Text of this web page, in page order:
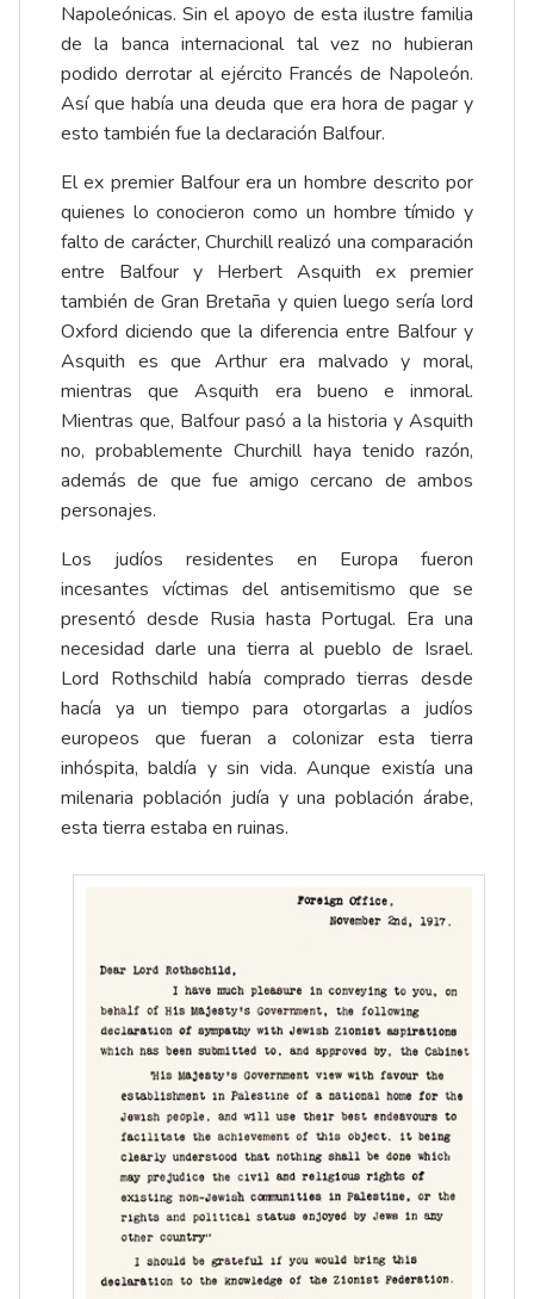
Napoleónicas. Sin el apoyo de esta ilustre familia
de la banca internacional tal vez no hubieran
podido derrotar al ejército Francés de Napoleón.
Así que había una deuda que era hora de pagar y
esto también fue la declaración Balfour.
El ex premier Balfour era un hombre descrito por
quienes lo conocieron como un hombre tímido y
falto de carácter, Churchill realizó una comparación
entre Balfour y Herbert Asquith ex premier
también de Gran Bretaña y quien luego sería lord
Oxford diciendo que la diferencia entre Balfour y
Asquith es que Arthur era malvado y moral,
mientras que Asquith era bueno e inmoral.
Mientras que, Balfour pasó a la historia y Asquith
no, probablemente Churchill haya tenido razón,
además de que fue amigo cercano de ambos
personajes.
Los judíos residentes en Europa fueron
incesantes víctimas del antisemitismo que se
presentó desde Rusia hasta Portugal. Era una
necesidad darle una tierra al pueblo de Israel.
Lord Rothschild había comprado tierras desde
hacía ya un tiempo para otorgarlas a judíos
europeos que fueran a colonizar esta tierra
inhóspita, baldía y sin vida. Aunque existía una
milenaria población judía y una población árabe,
esta tierra estaba en ruinas.